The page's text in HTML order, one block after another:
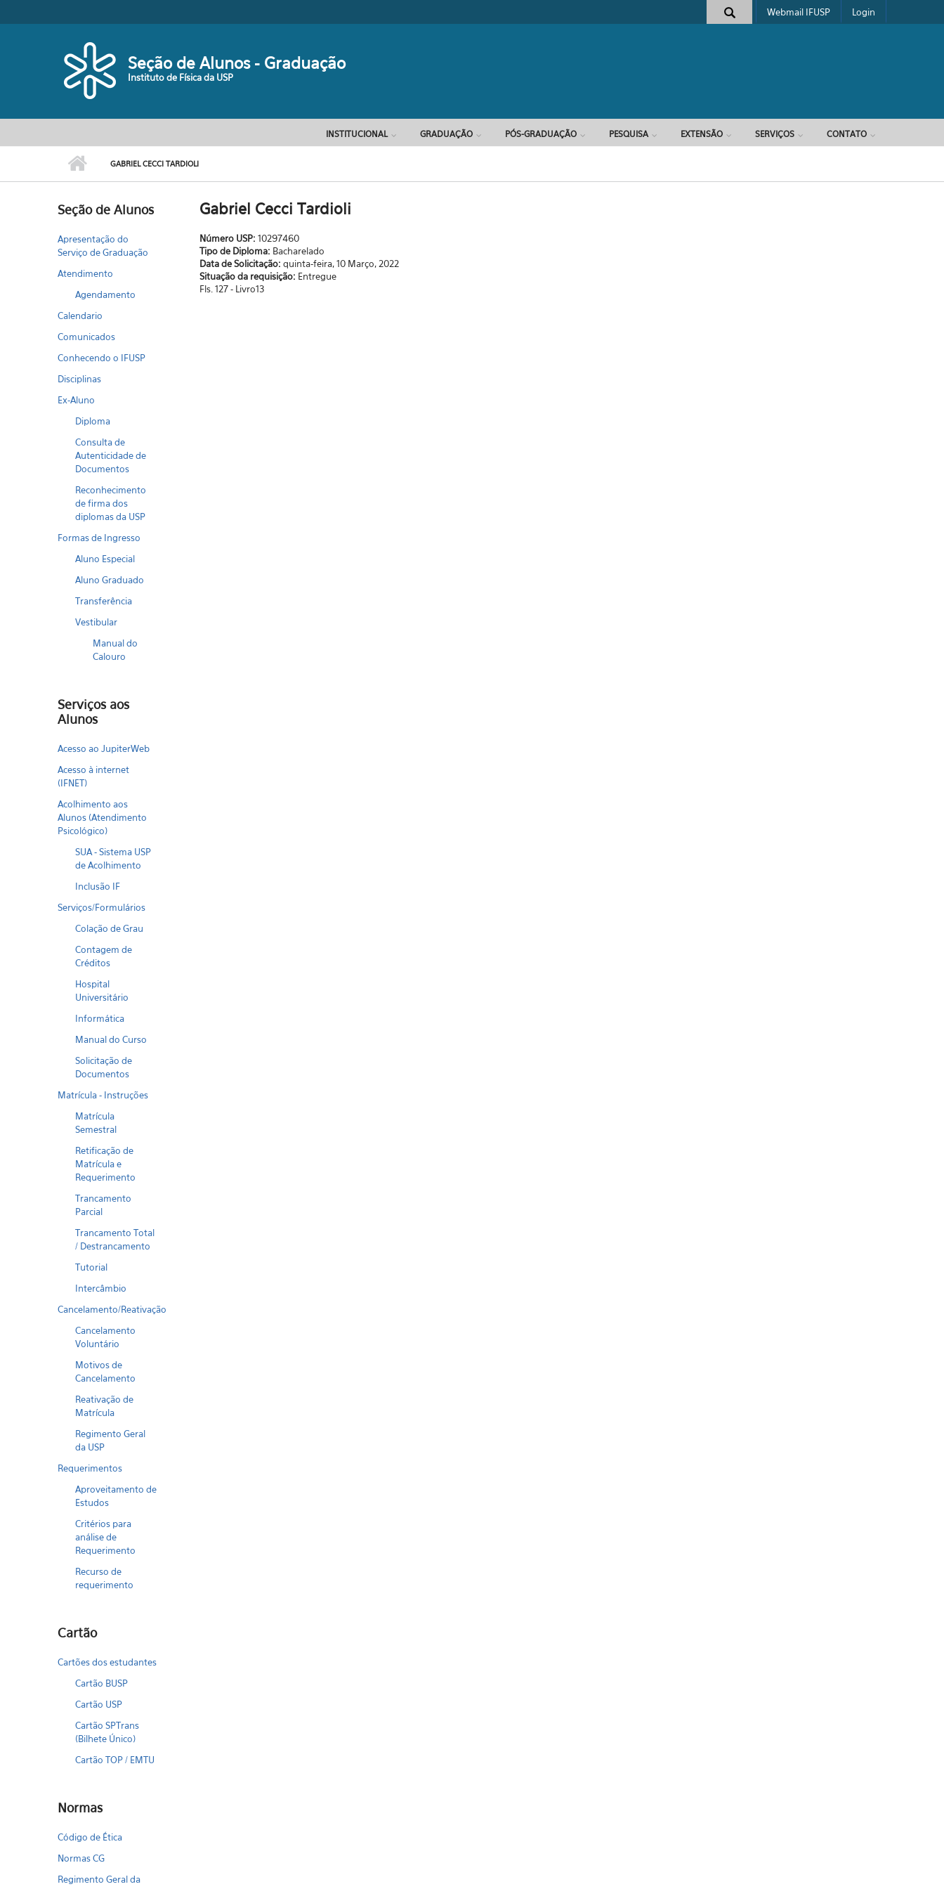
Formulário de busca
Webmail IFUSP Login
Seção de Alunos - Graduação
Instituto de Física da USP
INSTITUCIONAL GRADUAÇÃO PÓS-GRADUAÇÃO PESQUISA EXTENSÃO SERVIÇOS CONTATO
GABRIEL CECCI TARDIOLI
Seção de Alunos
Apresentação do
Serviço de Graduação
Atendimento
Agendamento
Calendario
Comunicados
Conhecendo o IFUSP
Disciplinas
Ex-Aluno
Diploma
Consulta de
Autenticidade de
Documentos
Reconhecimento
de firma dos
diplomas da USP
Formas de Ingresso
Aluno Especial
Aluno Graduado
Transferência
Vestibular
Manual do
Calouro
Serviços aos
Alunos
Acesso ao JupiterWeb
Acesso à internet
(IFNET)
Acolhimento aos
Alunos (Atendimento
Psicológico)
SUA - Sistema USP
de Acolhimento
Inclusão IF
Serviços/Formulários
Colação de Grau
Contagem de
Créditos
Hospital
Universitário
Informática
Manual do Curso
Solicitação de
Documentos
Matrícula - Instruções
Matrícula
Semestral
Retificação de
Matrícula e
Requerimento
Trancamento
Parcial
Trancamento Total
/ Destrancamento
Tutorial
Intercâmbio
Cancelamento/Reativação
Cancelamento
Voluntário
Motivos de
Cancelamento
Reativação de
Matrícula
Regimento Geral
da USP
Requerimentos
Aproveitamento de
Estudos
Critérios para
análise de
Requerimento
Recurso de
requerimento
Cartão
Cartões dos estudantes
Cartão BUSP
Cartão USP
Cartão SPTrans
(Bilhete Único)
Cartão TOP / EMTU
Normas
Código de Ética
Normas CG
Regimento Geral da
Gabriel Cecci Tardioli
Número USP: 10297460
Tipo de Diploma: Bacharelado
Data de Solicitação: quinta-feira, 10 Março, 2022
Situação da requisição: Entregue
Fls. 127 - Livro13